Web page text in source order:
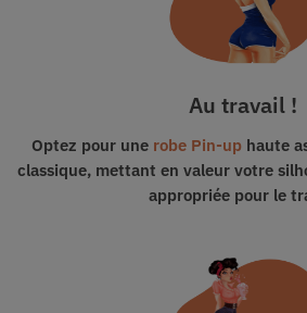
Au travail !
Optez pour une robe Pin-uphaute
classique, mettant en valeur votre
appropriée pour le